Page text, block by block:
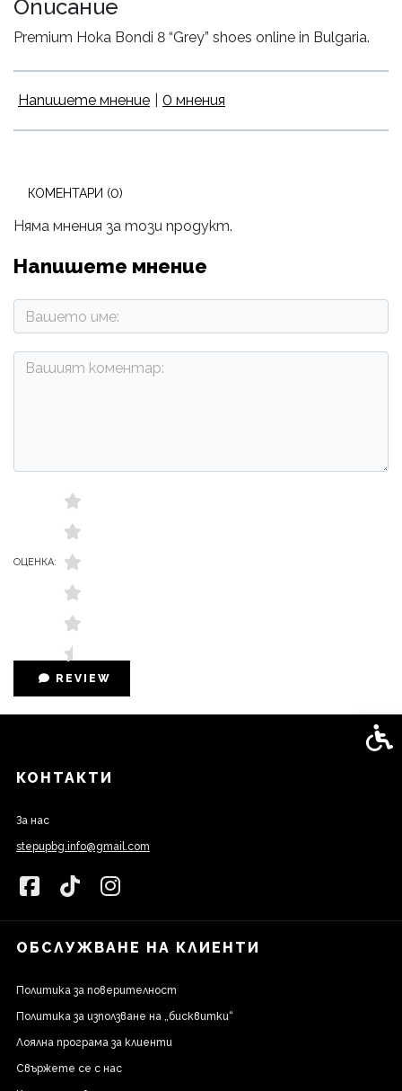
Описание
Premium Hoka Bondi 8 “Grey” shoes online in Bulgaria.
Напишете мнение 0 мнения
КОМЕНТАРИ (0)
Няма мнения за този продукт.
Напишете мнение
ОЦЕНКА:
REVIEW
КОНТАКТИ
За нас
stepupbg.info@gmail.com
ОБСЛУЖВАНЕ НА КЛИЕНТИ
Политика за поверителност
Политика за използване на „бисквитки“
Лоялна програма за клиенти
Свържете се с нас